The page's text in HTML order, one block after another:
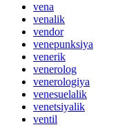
vena
venalik
vendor
venepunksiya
venerik
venerolog
venerologiya
venesuelalik
venetsiyalik
ventil